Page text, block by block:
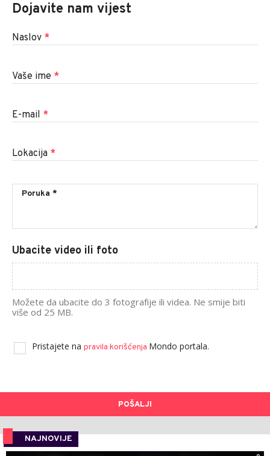
Dojavite nam vijest
Naslov *
Vaše ime *
E-mail *
Lokacija *
Ubacite video ili foto
Možete da ubacite do 3 fotografije ili videa. Ne smije biti
više od 25 MB.
Pristajete na pravila korišćenja Mondo portala.
POŠALJI
NAJNOVIJE